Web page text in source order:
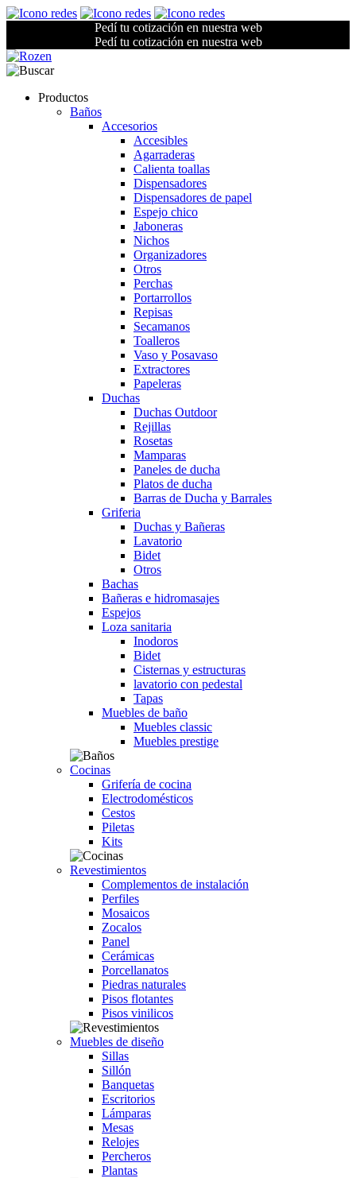
Pedí tu cotización en nuestra web
Pedí tu cotización en nuestra web
Productos
Baños
Accesorios
Accesibles
Agarraderas
Calienta toallas
Dispensadores
Dispensadores de papel
Espejo chico
Jaboneras
Nichos
Organizadores
Otros
Perchas
Portarrollos
Repisas
Secamanos
Toalleros
Vaso y Posavaso
Extractores
Papeleras
Duchas
Duchas Outdoor
Rejillas
Rosetas
Mamparas
Paneles de ducha
Platos de ducha
Barras de Ducha y Barrales
Griferia
Duchas y Bañeras
Lavatorio
Bidet
Otros
Bachas
Bañeras e hidromasajes
Espejos
Loza sanitaria
Inodoros
Bidet
Cisternas y estructuras
lavatorio con pedestal
Tapas
Muebles de baño
Muebles classic
Muebles prestige
Cocinas
Grifería de cocina
Electrodomésticos
Cestos
Piletas
Kits
Revestimientos
Complementos de instalación
Perfiles
Mosaicos
Zocalos
Panel
Cerámicas
Porcellanatos
Piedras naturales
Pisos flotantes
Pisos vinilicos
Muebles de diseño
Sillas
Sillón
Banquetas
Escritorios
Lámparas
Mesas
Relojes
Percheros
Plantas